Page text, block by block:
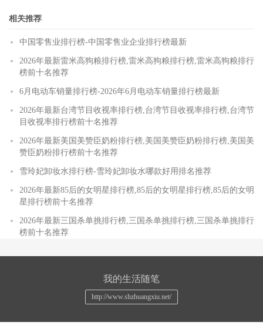
相关推荐
中国零售业排行榜-中国零售业企业排行榜最新
2026年最新雷米高狗粮排行榜,雷米高狗粮排行榜,雷米高狗粮排行
榜前十名推荐
6月电动车销量排行榜-2026年6月电动车销量排行榜最新
2026年最新台湾节目收视率排行榜,台湾节目收视率排行榜,台湾节
目收视率排行榜前十名推荐
2026年最新美国美赞臣奶粉排行榜,美国美赞臣奶粉排行榜,美国美
赞臣奶粉排行榜前十名推荐
雪玲妃卸妆水排行榜-雪玲妃卸妆水哪款好用排名推荐
2026年最新85后的女明星排行榜,85后的女明星排行榜,85后的女明
星排行榜前十名推荐
2026年最新三国杀单挑排行榜,三国杀单挑排行榜,三国杀单挑排行
榜前十名推荐
我的生活随笔
http://www.shzhuangxiu.net/